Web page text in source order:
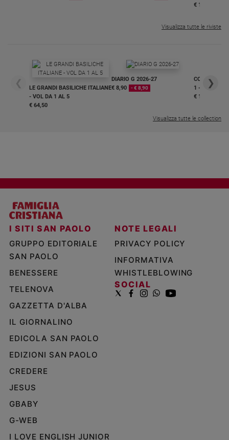
€ 16,99
Visualizza tutte le riviste
❮
LE GRANDI BASILICHE ITALIANE
- VOL DA 1 AL 5
€ 64,50
DIARIO G 2026-27
€ 8,90
- € 8,90
COLLANA
1 - 2
€ 18,50
❯
Visualizza tutte le collection
I SITI SAN PAOLO
GRUPPO EDITORIALE
SAN PAOLO
BENESSERE
TELENOVA
GAZZETTA D'ALBA
IL GIORNALINO
EDICOLA SAN PAOLO
EDIZIONI SAN PAOLO
CREDERE
JESUS
GBABY
G-WEB
I LOVE ENGLISH JUNIOR
NOTE LEGALI
PRIVACY POLICY
INFORMATIVA
WHISTLEBLOWING
SOCIAL